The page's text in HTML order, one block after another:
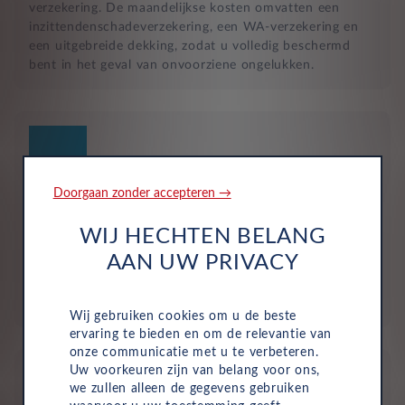
verzekering. De maandelijkse kosten omvatten een
inzittendenschadeverzekering, een WA-verzekering en
een uitgebreide dekking, zodat u volledig beschermd
bent in het geval van onvoorziene ongelukken.
Bij zakelijke lease is de leasemaatschappij eigenaar van
de auto en betaalt u een vast maandbedrag. Hierdoor
Doorgaan zonder accepteren →
WIJ HECHTEN BELANG
AAN UW PRIVACY
Wij gebruiken cookies om u de beste
ervaring te bieden en om de relevantie van
onze communicatie met u te verbeteren.
Uw voorkeuren zijn van belang voor ons,
we zullen alleen de gegevens gebruiken